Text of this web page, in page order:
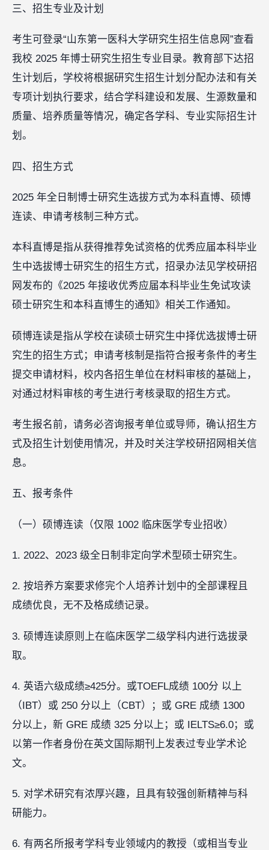
三、招生专业及计划
考生可登录“山东第一医科大学研究生招生信息网”查看
我校 2025 年博士研究生招生专业目录。教育部下达招
生计划后，学校将根据研究生招生计划分配办法和有关
专项计划执行要求，结合学科建设和发展、生源数量和
质量、培养质量等情况，确定各学科、专业实际招生计
划。
四、招生方式
2025 年全日制博士研究生选拔方式为本科直博、硕博
连读、申请考核制三种方式。
本科直博是指从获得推荐免试资格的优秀应届本科毕业
生中选拔博士研究生的招生方式，招录办法见学校研招
网发布的《2025 年接收优秀应届本科毕业生免试攻读
硕士研究生和本科直博生的通知》相关工作通知。
硕博连读是指从学校在读硕士研究生中择优选拔博士研
究生的招生方式；申请考核制是指符合报考条件的考生
提交申请材料，校内各招生单位在材料审核的基础上，
对通过材料审核的考生进行考核录取的招生方式。
考生报名前，请务必咨询报考单位或导师，确认招生方
式及招生计划使用情况，并及时关注学校研招网相关信
息。
五、报考条件
（一）硕博连读（仅限 1002 临床医学专业招收）
1. 2022、2023 级全日制非定向学术型硕士研究生。
2. 按培养方案要求修完个人培养计划中的全部课程且
成绩优良，无不及格成绩记录。
3. 硕博连读原则上在临床医学二级学科内进行选拔录
取。
4. 英语六级成绩≥425分。或TOEFL成绩 100分 以上
（IBT）或 250 分以上（CBT）；或 GRE 成绩 1300
分以上，新 GRE 成绩 325 分以上；或 IELTS≥6.0；或
以第一作者身份在英文国际期刊上发表过专业学术论
文。
5. 对学术研究有浓厚兴趣，且具有较强创新精神与科
研能力。
6. 有两名所报考学科专业领域内的教授（或相当专业